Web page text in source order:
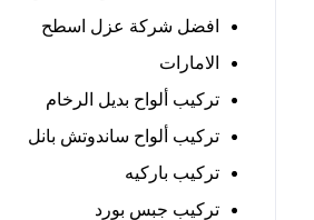
افضل شركة عزل اسطح
الامارات
تركيب ألواح بديل الرخام
تركيب ألواح ساندوتش بانل
تركيب باركيه
تركيب جبس بورد